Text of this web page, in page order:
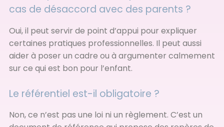
cas de désaccord avec des parents ?
Oui, il peut servir de point d’appui pour expliquer
certaines pratiques professionnelles. Il peut aussi
aider à poser un cadre ou à argumenter calmement
sur ce qui est bon pour l’enfant.
Le référentiel est-il obligatoire ?
Non, ce n’est pas une loi ni un règlement. C’est un